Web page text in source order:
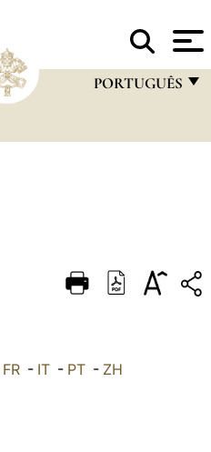
PORTUGUÊS
DEUTSCH
العربيّة FR- IT- PT- ZH